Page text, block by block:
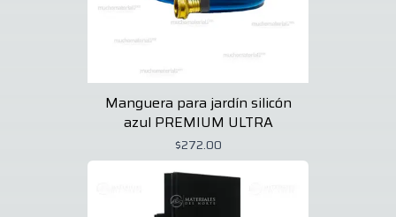
Manguera para jardín silicón
azul PREMIUM ULTRA
$272.00